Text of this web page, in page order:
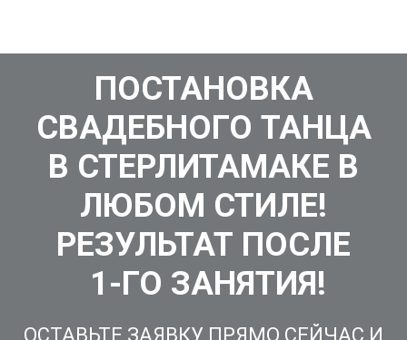
ПОСТАНОВКА
СВАДЕБНОГО ТАНЦА
В СТЕРЛИТАМАКЕ В
ЛЮБОМ СТИЛЕ!
РЕЗУЛЬТАТ ПОСЛЕ
1-ГО ЗАНЯТИЯ!
ОСТАВЬТЕ ЗАЯВКУ ПРЯМО СЕЙЧАС И